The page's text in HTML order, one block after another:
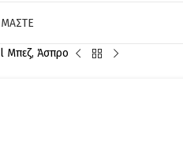
Μπεζ, Άσπρο